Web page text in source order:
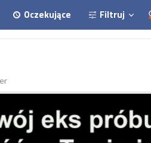
Oczekujące Filtruj